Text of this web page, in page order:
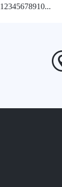
1 2345678910...